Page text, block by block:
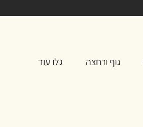
גוף ורחצה גלו עוד